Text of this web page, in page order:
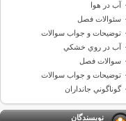
آب در هوا
سئوالات فصل
توضيحات و جواب سوالات
آب در روي خشكي
سوالات فصل
توضيحات و جواب سوالات
گوناگوني جانداران
نویسندگان